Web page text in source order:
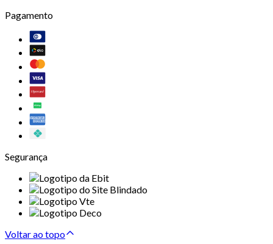
Pagamento
Segurança
Voltar ao topo